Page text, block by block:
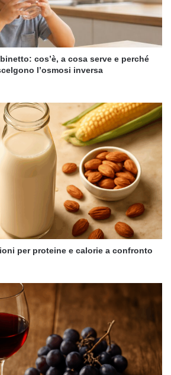
cos’è, a cosa serve e perché
l’osmosi inversa
per proteine e calorie a confronto